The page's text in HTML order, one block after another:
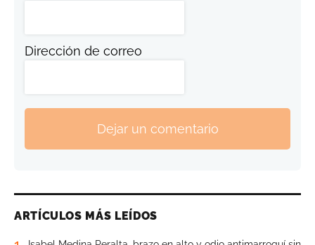
Dirección de correo
Dejar un comentario
ARTÍCULOS MÁS LEÍDOS